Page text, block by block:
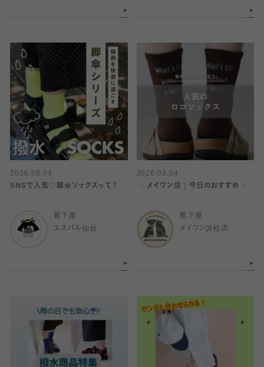
2026.08.04
SNSで人気♡脚傘ソックスって？
靴下屋
エスパル仙台
2026.08.04
〈 メイワン店｜今日のおすすめ 〉
靴下屋
メイワン浜松店